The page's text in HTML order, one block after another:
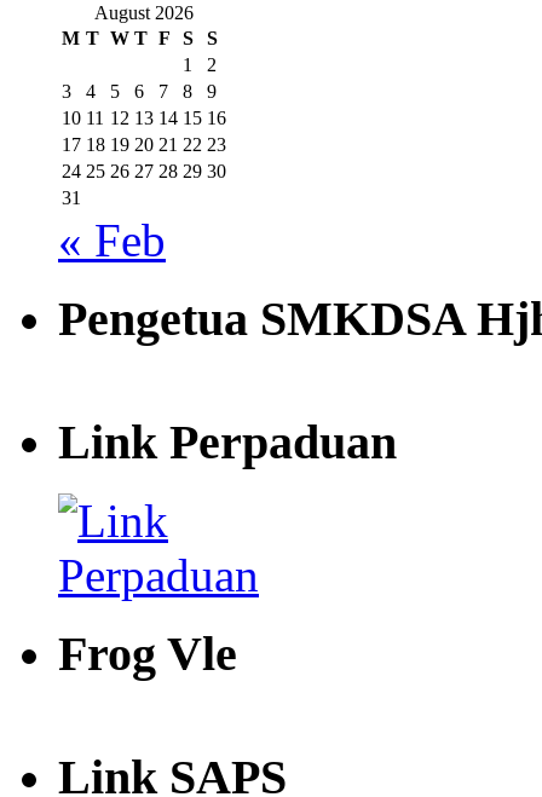
August 2026
M T W T F S
S
1
2
3
4 5 6 7 8
9
10 11 12 13 14 15 16
17 18 19 20 21 22 23
24 25 26 27 28 29 30
31
« Feb
Pengetua SMKDSA
Link Perpaduan
Frog Vle
Link SAPS